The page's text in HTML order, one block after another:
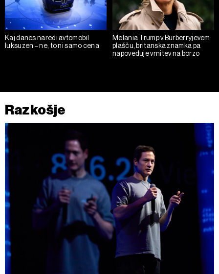
kliknete možnost »Prikaži podrobnosti«. Privolitev lahko
kadar koli prekličete brez kakršnih koli posledic.
Kaj danes naredi avtomobil
luksuzen – ne, to ni samo cena
Melania Trump v Burberryjevem
plašču, britanska znamka pa
napoveduje vrnitev na borzo
Razkošje